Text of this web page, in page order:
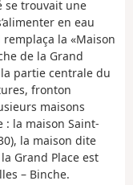
se trouvait une
en eau
la «Maison
de la Grand
partie centrale du
fronton
maisons
: la maison Saint-
la maison dite
Grand Place est
– Binche.